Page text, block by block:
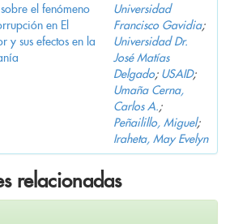
el fenómeno
en El
y sus efectos en la
Universidad
Francisco Gavidia;
Universidad Dr.
José Matías
Delgado; USAID;
Umaña Cerna,
Carlos A.;
Peñailillo, Miguel;
Iraheta, May Evelyn
relacionadas